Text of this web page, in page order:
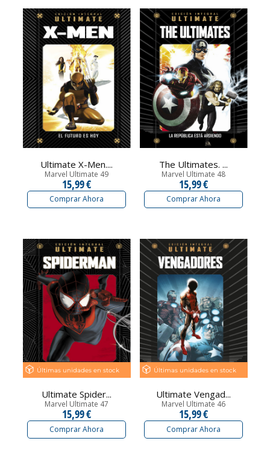
Ultimate X-Men....
Marvel Ultimate 49
15,99 €
Comprar Ahora
The Ultimates. ...
Marvel Ultimate 48
15,99 €
Comprar Ahora
Últimas unidades en stock
Ultimate Spider...
Marvel Ultimate 47
15,99 €
Comprar Ahora
Últimas unidades en stock
Ultimate Vengad...
Marvel Ultimate 46
15,99 €
Comprar Ahora